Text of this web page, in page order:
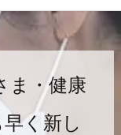
ま・健康
く新し